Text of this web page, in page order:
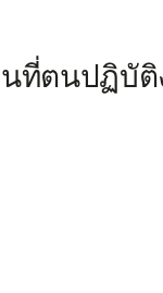
ตนปฏิบั